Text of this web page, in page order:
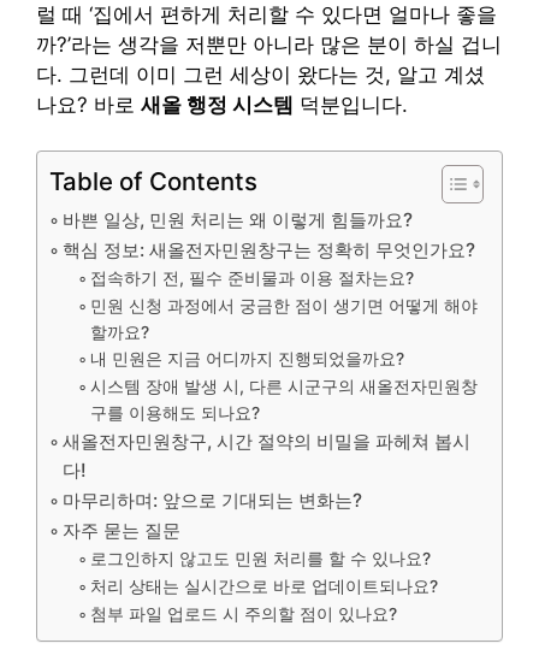
럴 때 ‘집에서 편하게 처리할 수 있다면 얼마나 좋을
까?’라는 생각을 저뿐만 아니라 많은 분이 하실 겁니
다. 그런데 이미 그런 세상이 왔다는 것, 알고 계셨
나요? 바로 새올 행정 시스템 덕분입니다.
Table of Contents
바쁜 일상, 민원 처리는 왜 이렇게 힘들까요?
핵심 정보: 새올전자민원창구는 정확히 무엇인가요?
접속하기 전, 필수 준비물과 이용 절차는요?
민원 신청 과정에서 궁금한 점이 생기면 어떻게 해야
할까요?
내 민원은 지금 어디까지 진행되었을까요?
시스템 장애 발생 시, 다른 시군구의 새올전자민원창
구를 이용해도 되나요?
새올전자민원창구, 시간 절약의 비밀을 파헤쳐 봅시
다!
마무리하며: 앞으로 기대되는 변화는?
자주 묻는 질문
로그인하지 않고도 민원 처리를 할 수 있나요?
처리 상태는 실시간으로 바로 업데이트되나요?
첨부 파일 업로드 시 주의할 점이 있나요?